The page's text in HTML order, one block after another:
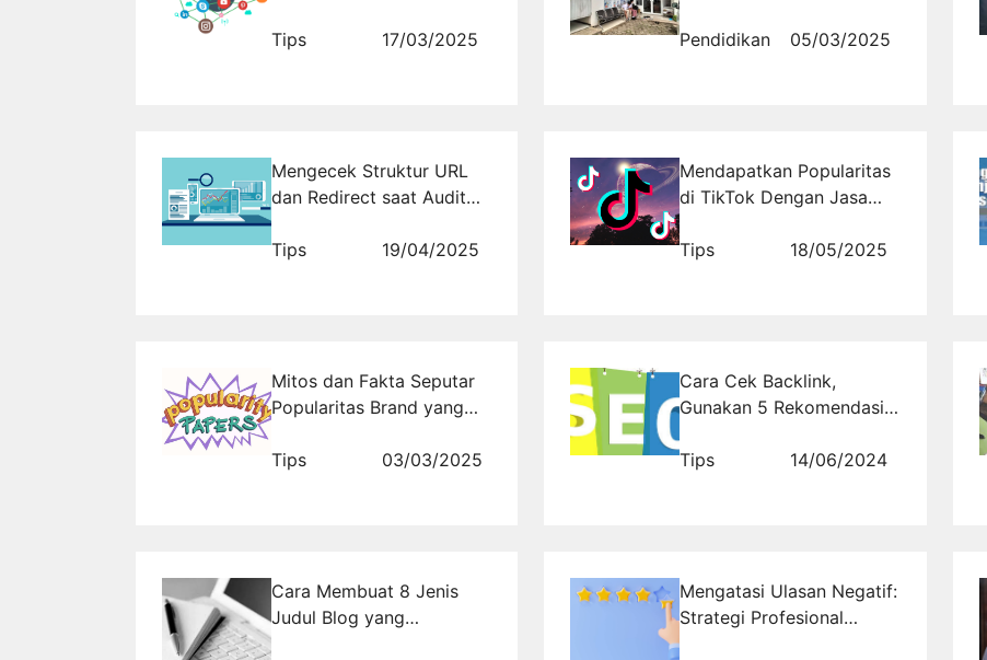
Tips
17/03/2025
Produktif?
Pendidikan 05/03/2025
Mengecek Struktur URL
dan Redirect saat Audit
Tips
19/04/2025
Mendapatkan Popularitas
di TikTok Dengan Jasa
Rajakomen.com
Tips 18/05/2025
Mitos dan Fakta Seputar
Popularitas Brand yang
Tips
03/03/2025
Cara Cek Backlink,
Gunakan 5 Rekomendasi
Tips
14/06/2024
Cara Membuat 8 Jenis
Judul Blog yang
Mengatasi Ulasan Negatif:
Strategi Profesional